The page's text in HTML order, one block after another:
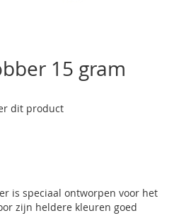
15 gram
dit product
is speciaal ontworpen voor het
zijn heldere kleuren goed